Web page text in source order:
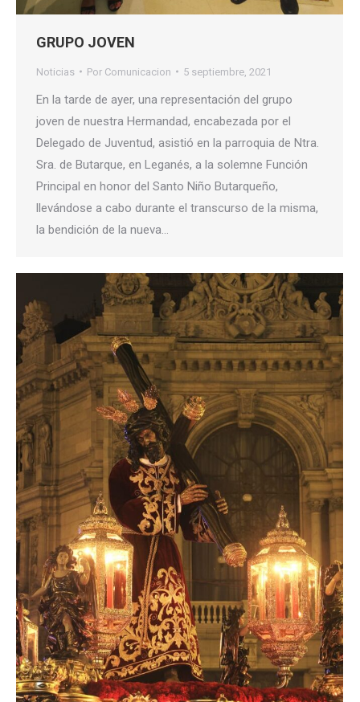
GRUPO JOVEN
Noticias Por Comunicacion 5 septiembre, 2021
En la tarde de ayer, una representación del grupo
joven de nuestra Hermandad, encabezada por el
Delegado de Juventud, asistió en la parroquia de Ntra.
Sra. de Butarque, en Leganés, a la solemne Función
Principal en honor del Santo Niño Butarqueño,
llevándose a cabo durante el transcurso de la misma,
la bendición de la nueva…